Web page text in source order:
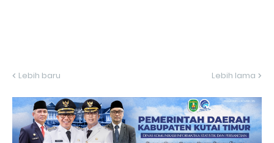
Lebih baru Lebih lama